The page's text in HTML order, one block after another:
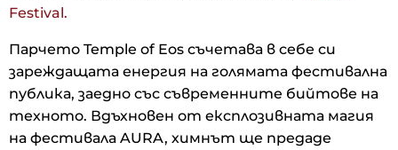
Festival.
Парчето Temple of Eos съчетава в себе си
зареждащата енергия на голямата фестивална
публика, заедно със съвременните бийтове на
техното. Вдъхновен от експлозивната магия
на фестивала AURA, химнът ще предаде